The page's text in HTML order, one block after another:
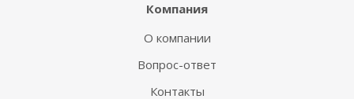
Компания
О компании
Вопрос-ответ
Контакты